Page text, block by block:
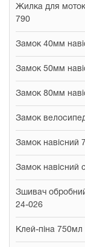
Жилка для
790
Замок 40мм
Замок 50мм
Замок 80мм
Замок
Замок навісний
Замок навісний
Зшивач
24-026
Клей-піна 750мл